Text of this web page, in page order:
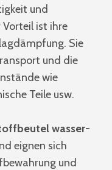
und
ist ihre
Sie
und die
wie
Teile usw.
wasser-
eignen sich
und